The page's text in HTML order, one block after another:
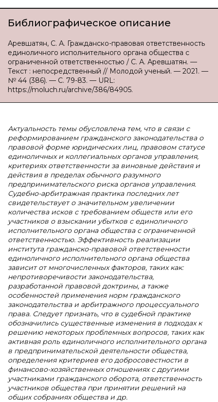
Библиографическое описание
Аревшатян, С. А. Гражданско-правовая ответственность
единоличного исполнительного органа общества с
ограниченной ответственностью / С. А. Аревшатян. —
Текст : непосредственный // Молодой ученый. — 2021. —
№ 44 (386). — С. 79-83. — URL:
https://moluch.ru/archive/386/84905.
Актуальность темы обусловлена тем, что в связи с
реформированием гражданского законодательства о
правовой форме юридических лиц, правовом статусе
единоличных и коллегиальных органов управления,
критериях ответственности за виновные действия и
действия в пределах обычного разумного
предпринимательского риска органов управления.
Судебно-арбитражная практика последних лет
свидетельствует о значительном увеличении
количества исков с требованием обществ или его
участников о взыскании убытков с единоличного
исполнительного органа общества с ограниченной
ответственностью. Эффективность реализации
института гражданско-правовой ответственности
единоличного исполнительного органа общества
зависит от многочисленных факторов, таких как:
непротиворечивости законодательства,
разработанной правовой доктрины, а также
особенностей применения норм гражданского
законодательства и арбитражного процессуального
права. Следует признать, что в судебной практике
обозначились существенные изменения в подходах к
решению некоторых проблемных вопросов, таких как
активная роль единоличного исполнительного органа
в предпринимательской деятельности общества,
определения критериев его добросовестности в
финансово-хозяйственных отношениях с другими
участниками гражданского оборота, ответственность
участников общества при принятии решений на
общих собраниях общества и др.